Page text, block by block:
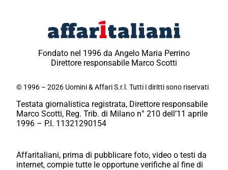
Fondato nel 1996 da Angelo Maria Perrino
Direttore responsabile Marco Scotti
© 1996 – 2026 Uomini & Affari S.r.l. Tutti i diritti sono riservati
Testata giornalistica registrata, Direttore responsabile
Marco Scotti, Reg. Trib. di Milano n° 210 dell’11 aprile
1996 – P.I. 11321290154
Affaritaliani, prima di pubblicare foto, video o testi da
internet, compie tutte le opportune verifiche al fine di